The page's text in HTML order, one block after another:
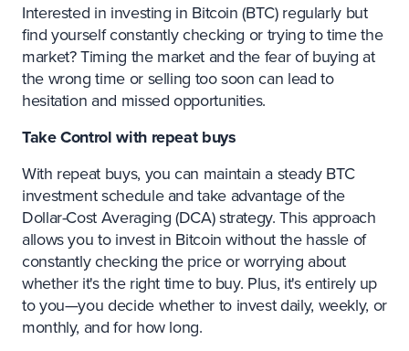
Interested in investing in Bitcoin (BTC) regularly but
find yourself constantly checking or trying to time the
market? Timing the market and the fear of buying at
the wrong time or selling too soon can lead to
hesitation and missed opportunities.
Take Control with repeat buys
With repeat buys, you can maintain a steady BTC
investment schedule and take advantage of the
Dollar-Cost Averaging (DCA) strategy. This approach
allows you to invest in Bitcoin without the hassle of
constantly checking the price or worrying about
whether it's the right time to buy. Plus, it's entirely up
to you—you decide whether to invest daily, weekly, or
monthly, and for how long.